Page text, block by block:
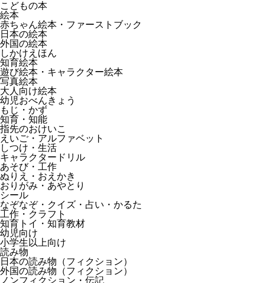
こどもの本
絵本
赤ちゃん絵本・ファーストブック
日本の絵本
外国の絵本
しかけえほん
知育絵本
遊び絵本・キャラクター絵本
写真絵本
大人向け絵本
幼児おべんきょう
もじ・かず
知育・知能
指先のおけいこ
えいご・アルファベット
しつけ・生活
キャラクタードリル
あそび・工作
ぬりえ・おえかき
おりがみ・あやとり
シール
なぞなぞ・クイズ・占い・かるた
工作・クラフト
知育トイ・知育教材
幼児向け
小学生以上向け
読み物
日本の読み物（フィクション）
外国の読み物（フィクション）
ノンフィクション・伝記